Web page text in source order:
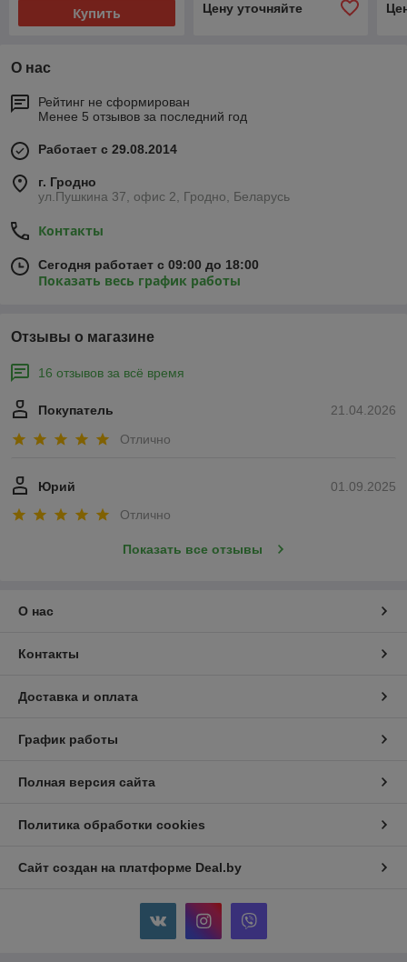
Купить Цену уточняйте
О нас
Рейтинг не сформирован
Менее 5 отзывов за последний год
Работает с 29.08.2014
г. Гродно
ул.Пушкина 37, офис 2, Гродно, Беларусь
Контакты
Сегодня работает с 09:00 до 18:00
Показать весь график работы
Отзывы о магазине
16 отзывов за всё время
21.04.2026
Покупатель
Отлично
01.09.2025
Юрий
Отлично
Показать все отзывы
О нас
Контакты
Доставка и оплата
График работы
Полная версия сайта
Политика обработки cookies
Сайт создан на платформе Deal.by